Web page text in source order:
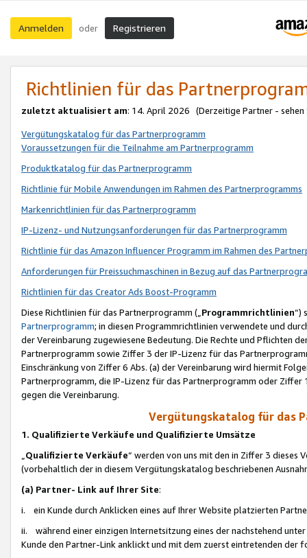
Anmelden oder Registrieren
Richtlinien für das
zuletzt aktualisiert am: 14. April 2026 (Derzeitige Partner - sehen
Vergütungskatalog für das Partnerprogramm
Voraussetzungen für die Teilnahme am Partnerprogramm
Produktkatalog für das Partnerprogramm
Richtlinie für Mobile Anwendungen im Rahmen des Partnerprogramms
Markenrichtlinien für das Partnerprogramm
IP-Lizenz- und Nutzungsanforderungen für das Partnerprogramm
Richtlinie für das Amazon Influencer Programm im Rahmen des
Anforderungen für Preissuchmaschinen in Bezug auf das
Richtlinien für das Creator Ads Boost-Programm
Diese Richtlinien für das Partnerprogramm („Programmrichtlinien“)
Partnerprogramm; in diesen Programmrichtlinien verwendete und
der Vereinbarung zugewiesene Bedeutung. Die Rechte und Pflichten
Partnerprogramm sowie Ziffer 3 der IP-Lizenz für das
Einschränkung von Ziffer 6 Abs. (a) der Vereinbarung wird hiermit
Partnerprogramm, die IP-Lizenz für das Partnerprogramm oder
gegen die Vereinbarung.
Vergütungskatalog für das
1. Qualifizierte Verkäufe und Qualifizierte Umsätze
Qualifizierte Verkäufe“ werden von uns mit den in Ziffer 3
(vorbehaltlich der in diesem Vergütungskatalog beschriebenen
(a) Partner- Link auf Ihrer Site:
i. ein Kunde durch Anklicken eines auf Ihrer Website platzierten
ii. während einer einzigen Internetsitzung eines der nachstehend
Kunde den Partner-Link anklickt und mit dem zuerst eintretenden der